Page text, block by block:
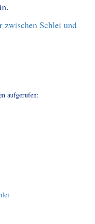
zwischen Schlei und
aufgerufen: